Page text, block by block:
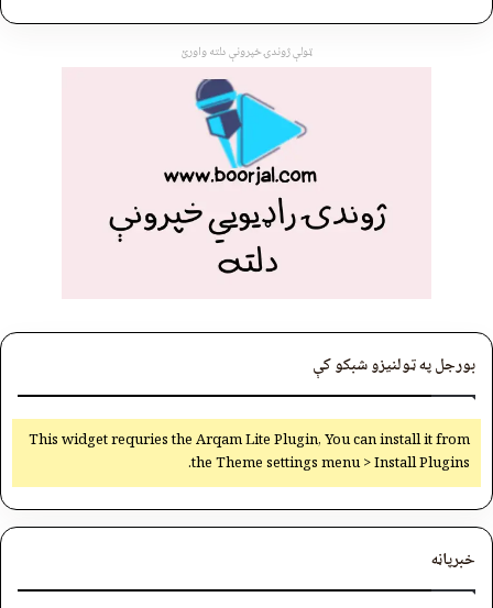
ټولې ژوندۍ خپرونې دلته واورئ
بورجل په ټولنیزو شبکو کې
This widget requries the Arqam Lite Plugin, You can install it from
the Theme settings menu > Install Plugins.
خبرپاڼه